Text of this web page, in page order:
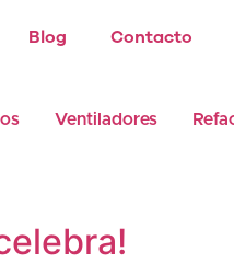
Blog Contacto
Ventiladores